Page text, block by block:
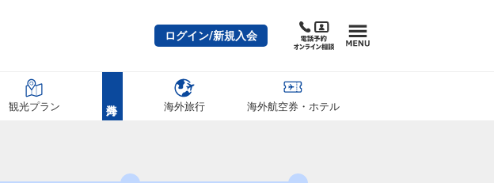
ログイン/新規入会
観光プラン 海外旅行 海外航空券・ホテル